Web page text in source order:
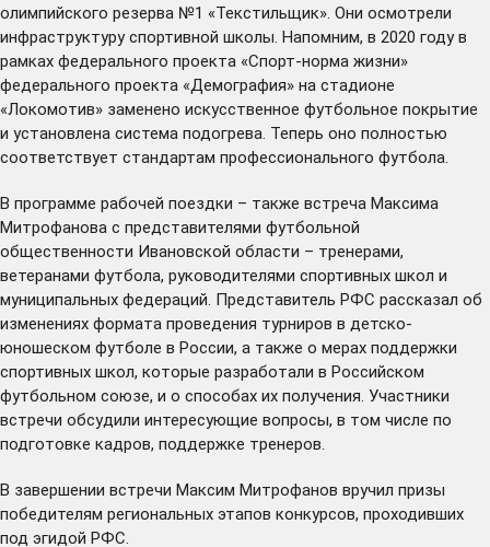
олимпийского резерва №1 «Текстильщик». Они осмотрели
инфраструктуру спортивной школы. Напомним, в 2020 году в
рамках федерального проекта «Спорт-норма жизни»
федерального проекта «Демография» на стадионе
«Локомотив» заменено искусственное футбольное покрытие
и установлена система подогрева. Теперь оно полностью
соответствует стандартам профессионального футбола.
В программе рабочей поездки – также встреча Максима
Митрофанова с представителями футбольной
общественности Ивановской области – тренерами,
ветеранами футбола, руководителями спортивных школ и
муниципальных федераций. Представитель РФС рассказал об
изменениях формата проведения турниров в детско-
юношеском футболе в России, а также о мерах поддержки
спортивных школ, которые разработали в Российском
футбольном союзе, и о способах их получения. Участники
встречи обсудили интересующие вопросы, в том числе по
подготовке кадров, поддержке тренеров.
В завершении встречи Максим Митрофанов вручил призы
победителям региональных этапов конкурсов, проходивших
под эгидой РФС.